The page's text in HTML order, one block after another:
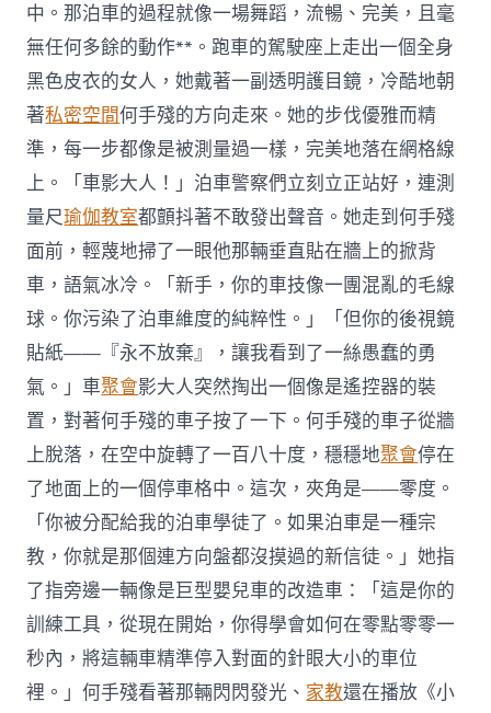
中。那泊車的過程就像一場舞蹈，流暢、完美，且毫
無任何多餘的動作**。跑車的駕駛座上走出一個全身
黑色皮衣的女人，她戴著一副透明護目鏡，冷酷地朝
著私密空間何手殘的方向走來。她的步伐優雅而精
準，每一步都像是被測量過一樣，完美地落在網格線
上。「車影大人！」泊車警察們立刻立正站好，連測
量尺瑜伽教室都顫抖著不敢發出聲音。她走到何手殘
面前，輕蔑地掃了一眼他那輛垂直貼在牆上的掀背
車，語氣冰冷。「新手，你的車技像一團混亂的毛線
球。你污染了泊車維度的純粹性。」「但你的後視鏡
貼紙——『永不放棄』，讓我看到了一絲愚蠢的勇
氣。」車聚會影大人突然掏出一個像是遙控器的裝
置，對著何手殘的車子按了一下。何手殘的車子從牆
上脫落，在空中旋轉了一百八十度，穩穩地聚會停在
了地面上的一個停車格中。這次，夾角是——零度。
「你被分配給我的泊車學徒了。如果泊車是一種宗
教，你就是那個連方向盤都沒摸過的新信徒。」她指
了指旁邊一輛像是巨型嬰兒車的改造車：「這是你的
訓練工具，從現在開始，你得學會如何在零點零零一
秒內，將這輛車精準停入對面的針眼大小的車位
裡。」何手殘看著那輛閃閃發光、 家教還在播放《小